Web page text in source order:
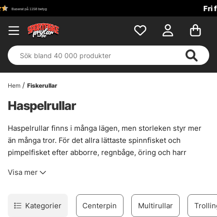
Hem Fiskerullar
Haspelrullar
Haspelrullar finns i många lägen, men storleken styr mer
än många tror. För det allra lättaste spinnfisket och
pimpelfisket efter abborre, regnbåge, öring och harr
smidiga, och de stör inte tafsen i onödan.
efter abborre och spinnfiske efter mindre ädelfisk. Går
fisket upp ett snäpp fungerar 25/2500–30/3000 bra till
Visa mer
Kategorier Centerpin Multirullar